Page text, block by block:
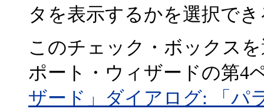
タを表示するかを選択で
このチェック・ボックス
ポート・ウィザードの第4
ザード」ダイアログ: 「パ